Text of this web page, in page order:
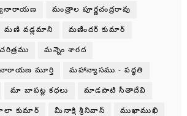
మంత్రాల పూర్ణచంద్రరావు
మణి వడ్లమాని మణీందర్ కుమార్
మన్నెం శారద
మూర్తి మహాన్యాసము - పధ్ధతి
మా బాపట్ల కధలు మాడపాటి సీతాదేవి
కుమార్ మీనాక్షి శ్రీనివాస్ ముఖాముఖి